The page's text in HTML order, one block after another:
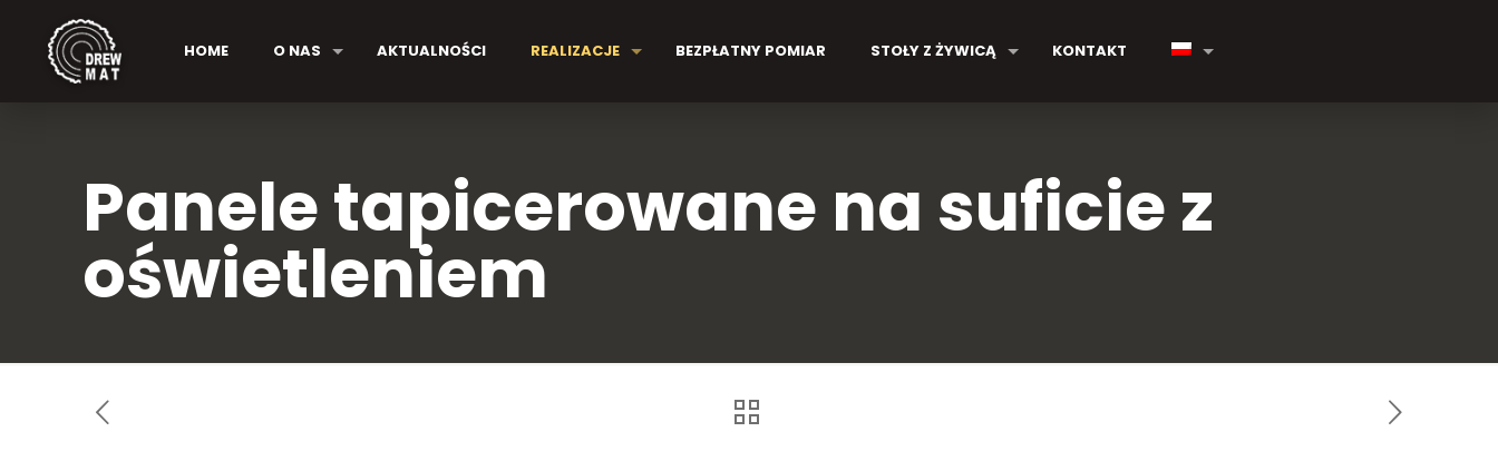
HOME O NAS AKTUALNOŚCI REALIZACJE BEZPŁATNY POMIAR STOŁY Z ŻYWICĄ KONTAKT
Panele tapicerowane na suficie z
oświetleniem